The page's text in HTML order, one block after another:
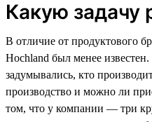
Какую задачу
В отличие от продуктового
Hochland был менее
задумывались, кто
производство и можно ли
том, что у компании — три